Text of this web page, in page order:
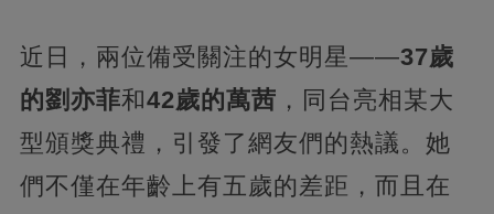
近日，兩位備受關注的女明星——37歲
的劉亦菲和42歲的萬茜 ，同台亮相某大
型頒獎典禮，引發了網友們的熱議。她
們不僅在年齡上有五歲的差距，而且在